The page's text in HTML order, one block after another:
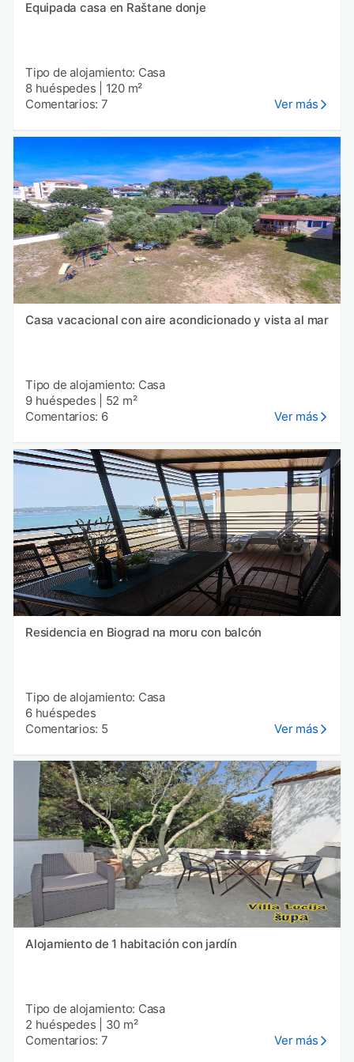
Equipada casa en Raštane donje
Tipo de alojamiento: Casa
8 huéspedes
120 m²
Comentarios: 7
Ver más
Casa vacacional con aire acondicionado y vista al mar
Tipo de alojamiento: Casa
9 huéspedes
52 m²
Comentarios: 6
Ver más
Residencia en Biograd na moru con balcón
Tipo de alojamiento: Casa
6 huéspedes
Comentarios: 5
Ver más
Alojamiento de 1 habitación con jardín
Tipo de alojamiento: Casa
2 huéspedes
30 m²
Comentarios: 7
Ver más